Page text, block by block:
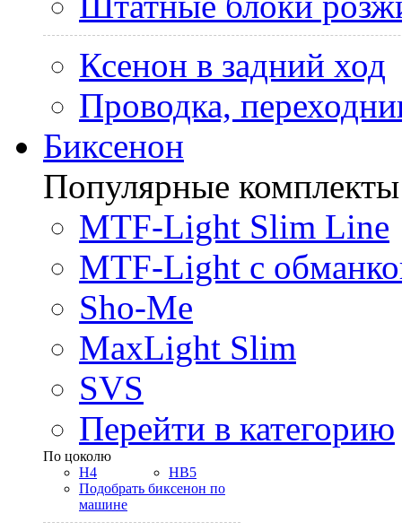
Ксенон в задний ход
Проводка,
Биксенон
Популярные комплекты
MTF-Light Slim Line
MTF-Light с
Sho-Me
MaxLight Slim
SVS
Перейти в категорию
По цоколю
H4
HB5
Подобрать биксенон по
машине